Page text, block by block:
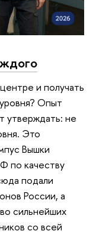
и получать
Опыт
утверждать: не
Это
Вышки
по качеству
подали
России, а
сильнейших
со всей